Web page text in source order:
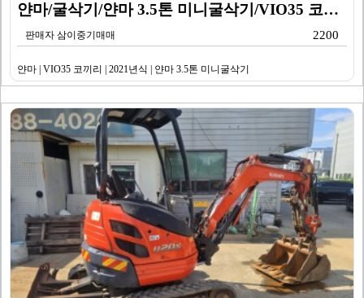
얀마/굴삭기/얀마 3.5톤 미니굴삭기/VIO35 코끼리…
판매자 삼이중기매매 2200
얀마 | VIO35 코끼리 | 2021년식 | 얀마 3.5톤 미니굴삭기